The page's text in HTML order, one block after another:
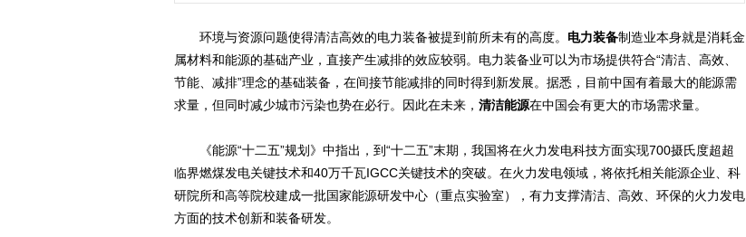
环境与资源问题使得清洁高效的电力装备被提到前所未有的高度。 电力装备制造业本身就是消耗金
属材料和能源的基础产业，直接产生减排的效应较弱。电力装备业可以为市场提供符合“清洁、高效、
节能、减排”理念的基础装备，在间接节能减排的同时得到新发展。据悉，目前中国有着最大的能源需
求量，但同时减少城市污染也势在必行。因此在未来， 清洁能源在中国会有更大的市场需求量。
《能源“十二五”规划》中指出，到“十二五”末期，我国将在火力发电科技方面实现700摄氏度超超
临界燃煤发电关键技术和40万千瓦IGCC关键技术的突破。在火力发电领域，将依托相关能源企业、科
研院所和高等院校建成一批国家能源研发中心（重点实验室），有力支撑清洁、高效、环保的火力发电
方面的技术创新和装备研发。